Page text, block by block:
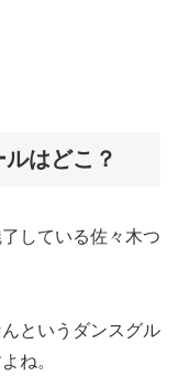
はどこ？
している佐々木つ
というダンスグル
ね。